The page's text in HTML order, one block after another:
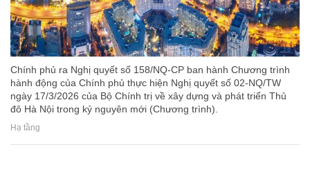
Chính phủ ra Nghị quyết số 158/NQ-CP ban hành Chương trình
hành động của Chính phủ thực hiện Nghị quyết số 02-NQ/TW
ngày 17/3/2026 của Bộ Chính trị về xây dựng và phát triển Thủ
đô Hà Nội trong kỷ nguyên mới (Chương trình).
Hạ tầng